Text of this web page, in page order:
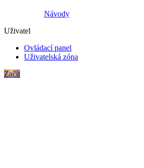
Návody
Uživatel
Ovládací panel
Uživatelská zóna
Začít